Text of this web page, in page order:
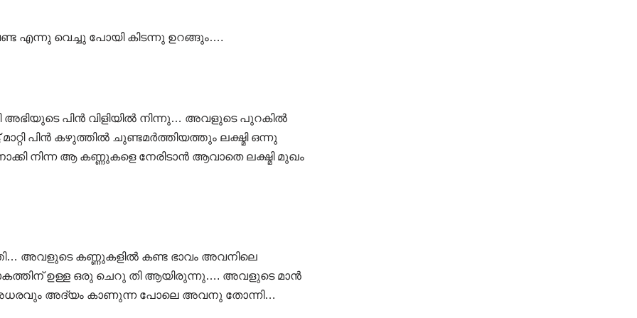
എന്നു വെച്ചു പോയി കിടന്നു ഉറങ്ങും….
പിൻ വിളിയിൽ നിന്നു… അവളുടെ പുറകിൽ
പിൻ കഴുത്തിൽ ചുണ്ടമർത്തിയത്തും ലക്ഷ്മി ഒന്നു
നിന്ന ആ കണ്ണുകളെ നേരിടാൻ ആവാതെ ലക്ഷ്മി മുഖം
അവളുടെ കണ്ണുകളിൽ കണ്ട ഭാവം അവനിലെ
ഉള്ള ഒരു ചെറു തി ആയിരുന്നു…. അവളുടെ മാൻ
അദ്യം കാണുന്ന പോലെ അവനു തോന്നി…